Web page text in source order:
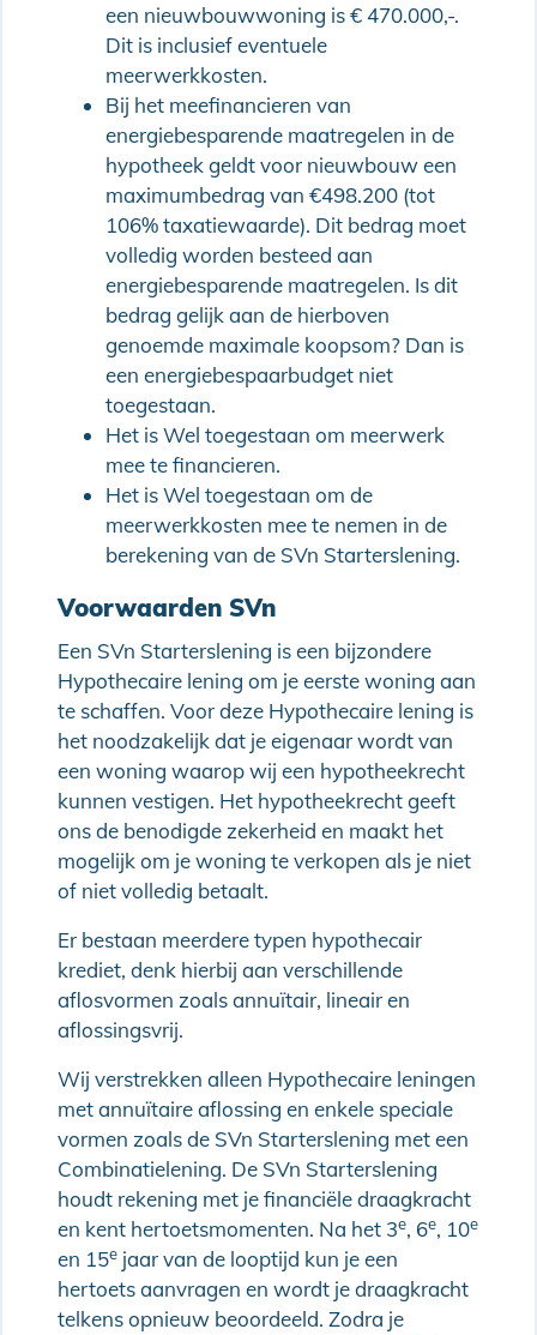
een nieuwbouwwoning is € 470.000,-.
Dit is inclusief eventuele
meerwerkkosten.
Bij het meefinancieren van
energiebesparende maatregelen in de
hypotheek geldt voor nieuwbouw een
maximumbedrag van €498.200 (tot
106% taxatiewaarde). Dit bedrag moet
volledig worden besteed aan
energiebesparende maatregelen. Is dit
bedrag gelijk aan de hierboven
genoemde maximale koopsom? Dan is
een energiebespaarbudget niet
toegestaan.
Het is Wel toegestaan om meerwerk
mee te financieren.
Het is Wel toegestaan om de
meerwerkkosten mee te nemen in de
berekening van de SVn Starterslening.
Voorwaarden SVn
Een SVn Starterslening is een bijzondere
Hypothecaire lening om je eerste woning aan
te schaffen. Voor deze Hypothecaire lening is
het noodzakelijk dat je eigenaar wordt van
een woning waarop wij een hypotheekrecht
kunnen vestigen. Het hypotheekrecht geeft
ons de benodigde zekerheid en maakt het
mogelijk om je woning te verkopen als je niet
of niet volledig betaalt.
Er bestaan meerdere typen hypothecair
krediet, denk hierbij aan verschillende
aflosvormen zoals annuïtair, lineair en
aflossingsvrij.
Wij verstrekken alleen Hypothecaire leningen
met annuïtaire aflossing en enkele speciale
vormen zoals de SVn Starterslening met een
Combinatielening. De SVn Starterslening
houdt rekening met je financiële draagkracht
en kent hertoetsmomenten. Na het 3e, 6e, 10e
en 15e jaar van de looptijd kun je een
hertoets aanvragen en wordt je draagkracht
telkens opnieuw beoordeeld. Zodra je